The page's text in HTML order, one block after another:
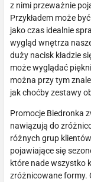
z nimi przeważnie
Przykładem może
jako czas idealnie
wygląd wnętrza
duży nacisk kładzie
może wyglądać
można przy tym
jak choćby zestawy
Promocje Biedronka
nawiązują do
różnych grup
pojawiające się
które nade wszystko
zróżnicowane formy.